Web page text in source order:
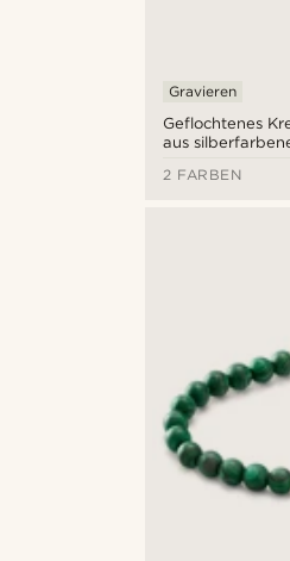
Geflochtenes
aus
Gravieren
2 FARBEN